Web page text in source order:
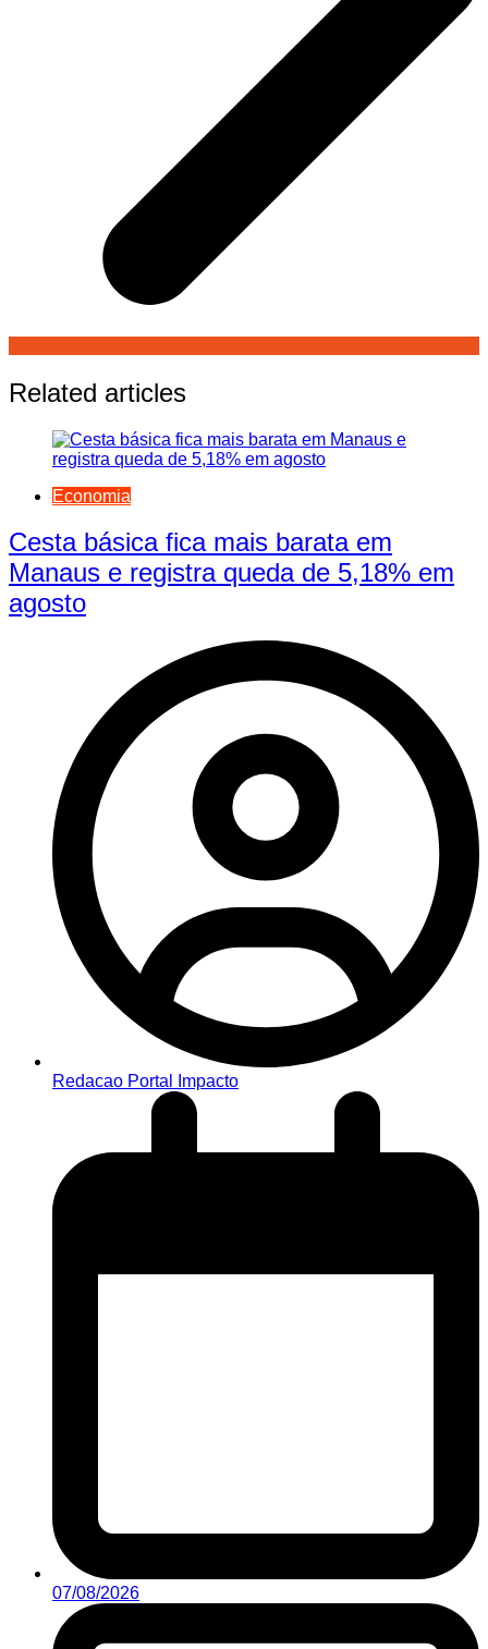
Related articles
Economia
Cesta básica fica mais barata em
Manaus e registra queda de 5,18% em
agosto
Redacao Portal Impacto
07/08/2026